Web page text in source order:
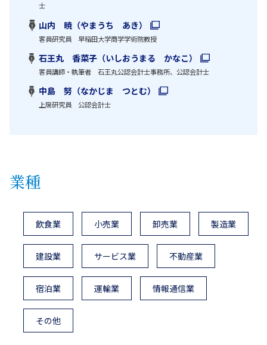
士
山内 暁（やまうち あき）
客員研究員 早稲田大学商学学術院教授
石王丸 香菜子（いしおうまる かなこ）
客員講師・執筆者 石王丸公認会計士事務所、公認会計士
中島 努（なかじま つとむ）
上席研究員 公認会計士
業種
飲食業 小売業 卸売業 製造業
建設業 サービス業 不動産業
宿泊業 運輸業 情報通信業
その他